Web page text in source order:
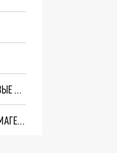
"ОЧЕНЬ ПЛОХИЕ НОВОСТИ": БОЛЬШАЯ ОШИБКА PALANTIR В РОССИИ. СТРАНЫ НАТО ВПЕРВЫЕ ЗА СВО ОСТАНОВИЛИ ПОСТАВКИ ОРУЖИЯ. ВСУ ТЕРЯЮТ ПРИГРАНИЧЬЕ?
ТРИ ГЛАВНЫХ ИНСАЙДА ОБ СВО. ОТМЕНА МОБИЛИЗАЦИИ И ВОЗВРАЩЕНИЕ "ГЕНЕРАЛА АРМАГЕДДОНА"? ОТЛИЧНЫЕ НОВОСТИ, КОТОРЫЕ ЖДАЛИ ВСЕ